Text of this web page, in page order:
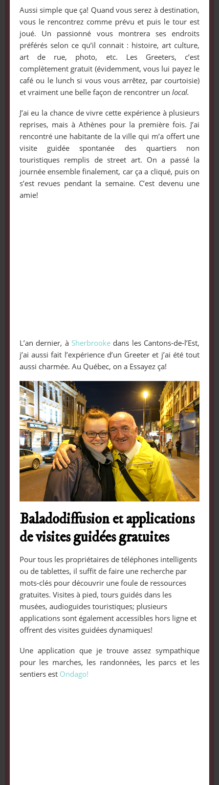
Aussi simple que ça! Quand vous serez à destination,
vous le rencontrez comme prévu et puis le tour est
joué. Un passionné vous montrera ses endroits
préférés selon ce qu’il connait : histoire, art culture,
art de rue, photo, etc. Les Greeters, c’est
complètement gratuit (évidemment, vous lui payez le
café ou le lunch si vous vous arrêtez, par courtoisie)
et vraiment une belle façon de rencontrer un local.
J’ai eu la chance de vivre cette expérience à plusieurs
reprises, mais à Athènes pour la première fois. J’ai
rencontré une habitante de la ville qui m’a offert une
visite guidée spontanée des quartiers non
touristiques remplis de street art. On a passé la
journée ensemble finalement, car ça a cliqué, puis on
s’est revues pendant la semaine. C’est devenu une
amie!
L’an dernier, à Sherbrooke dans les Cantons-de-l’Est,
j’ai aussi fait l’expérience d’un Greeter et j’ai été tout
aussi charmée. Au Québec, on a Essayez ça!
Baladodiffusion et applications
de visites guidées gratuites
Pour tous les propriétaires de téléphones intelligents
ou de tablettes, il suffit de faire une recherche par
mots-clés pour découvrir une foule de ressources
gratuites. Visites à pied, tours guidés dans les
musées, audioguides touristiques; plusieurs
applications sont également accessibles hors ligne et
offrent des visites guidées dynamiques!
Une application que je trouve assez sympathique
pour les marches, les randonnées, les parcs et les
sentiers est Ondago!